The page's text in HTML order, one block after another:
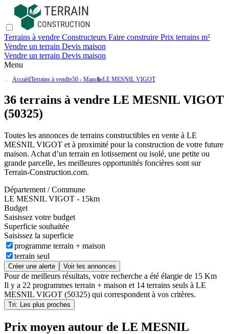
Terrains à vendre Constructeurs Faire construire Prix terrains m²
Vendre un terrain Devis maison
Vendre un terrain Devis maison
Menu
AccueilTerrains à vendre50 - MancheLE MESNIL VIGOT
36 terrains à vendre LE MESNIL VIGOT
(50325)
Toutes les annonces de terrains constructibles en vente à LE
MESNIL VIGOT et à proximité pour la construction de votre future
maison. Achat d’un terrain en lotissement ou isolé, une petite ou
grande parcelle, les meilleures opportunités foncières sont sur
Terrain-Construction.com.
Département / Commune
LE MESNIL VIGOT - 15km
Budget
Saisissez votre budget
Superficie souhaitée
Saisissez la superficie
programme terrain + maison
terrain seul
Créer une alerte Voir les annonces
Pour de meilleurs résultats, votre recherche a été élargie de 15 Km
Il y a 22 programmes terrain + maison et 14 terrains seuls à LE
MESNIL VIGOT (50325) qui correspondent à vos critères.
Tri: Les plus proches
Prix moyen autour de LE MESNIL